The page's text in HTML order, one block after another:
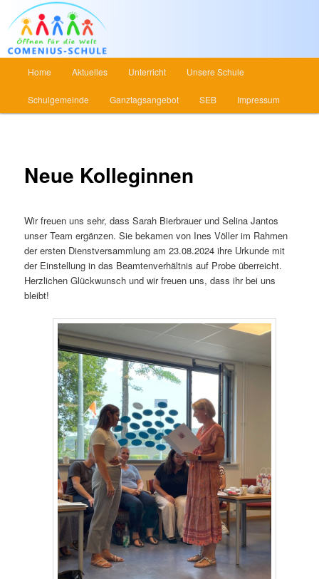
Skip to primary content
Skip to secondary content
Home Aktuelles Unterricht Unsere Schule
Schulgemeinde Ganztagsangebot SEB Impressum
Neue Kolleginnen
Wir freuen uns sehr, dass Sarah Bierbrauer und Selina Jantos
unser Team ergänzen. Sie bekamen von Ines Völler im Rahmen
der ersten Dienstversammlung am 23.08.2024 ihre Urkunde mit
der Einstellung in das Beamtenverhältnis auf Probe überreicht.
Herzlichen Glückwunsch und wir freuen uns, dass ihr bei uns
bleibt!